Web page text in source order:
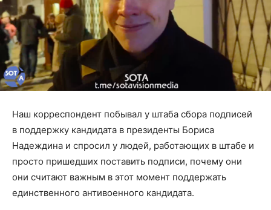
Наш корреспондент побывал у штаба сбора подписей
в поддержку кандидата в президенты Бориса
Надеждина и спросил у людей, работающих в штабе и
просто пришедших поставить подписи, почему они
они считают важным в этот момент поддержать
единственного антивоенного кандидата.